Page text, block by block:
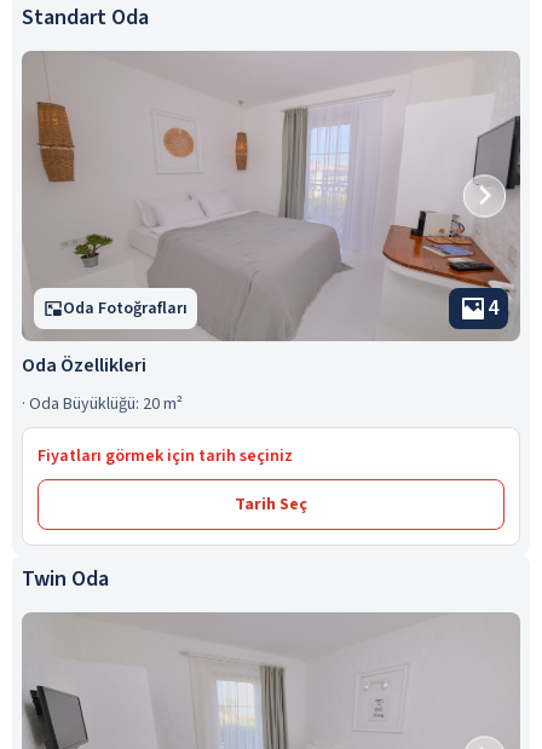
Standart Oda
Oda Fotoğrafları 4
Oda Özellikleri
· Oda Büyüklüğü: 20 m²
Fiyatları görmek için tarih seçiniz
Tarih Seç
Twin Oda